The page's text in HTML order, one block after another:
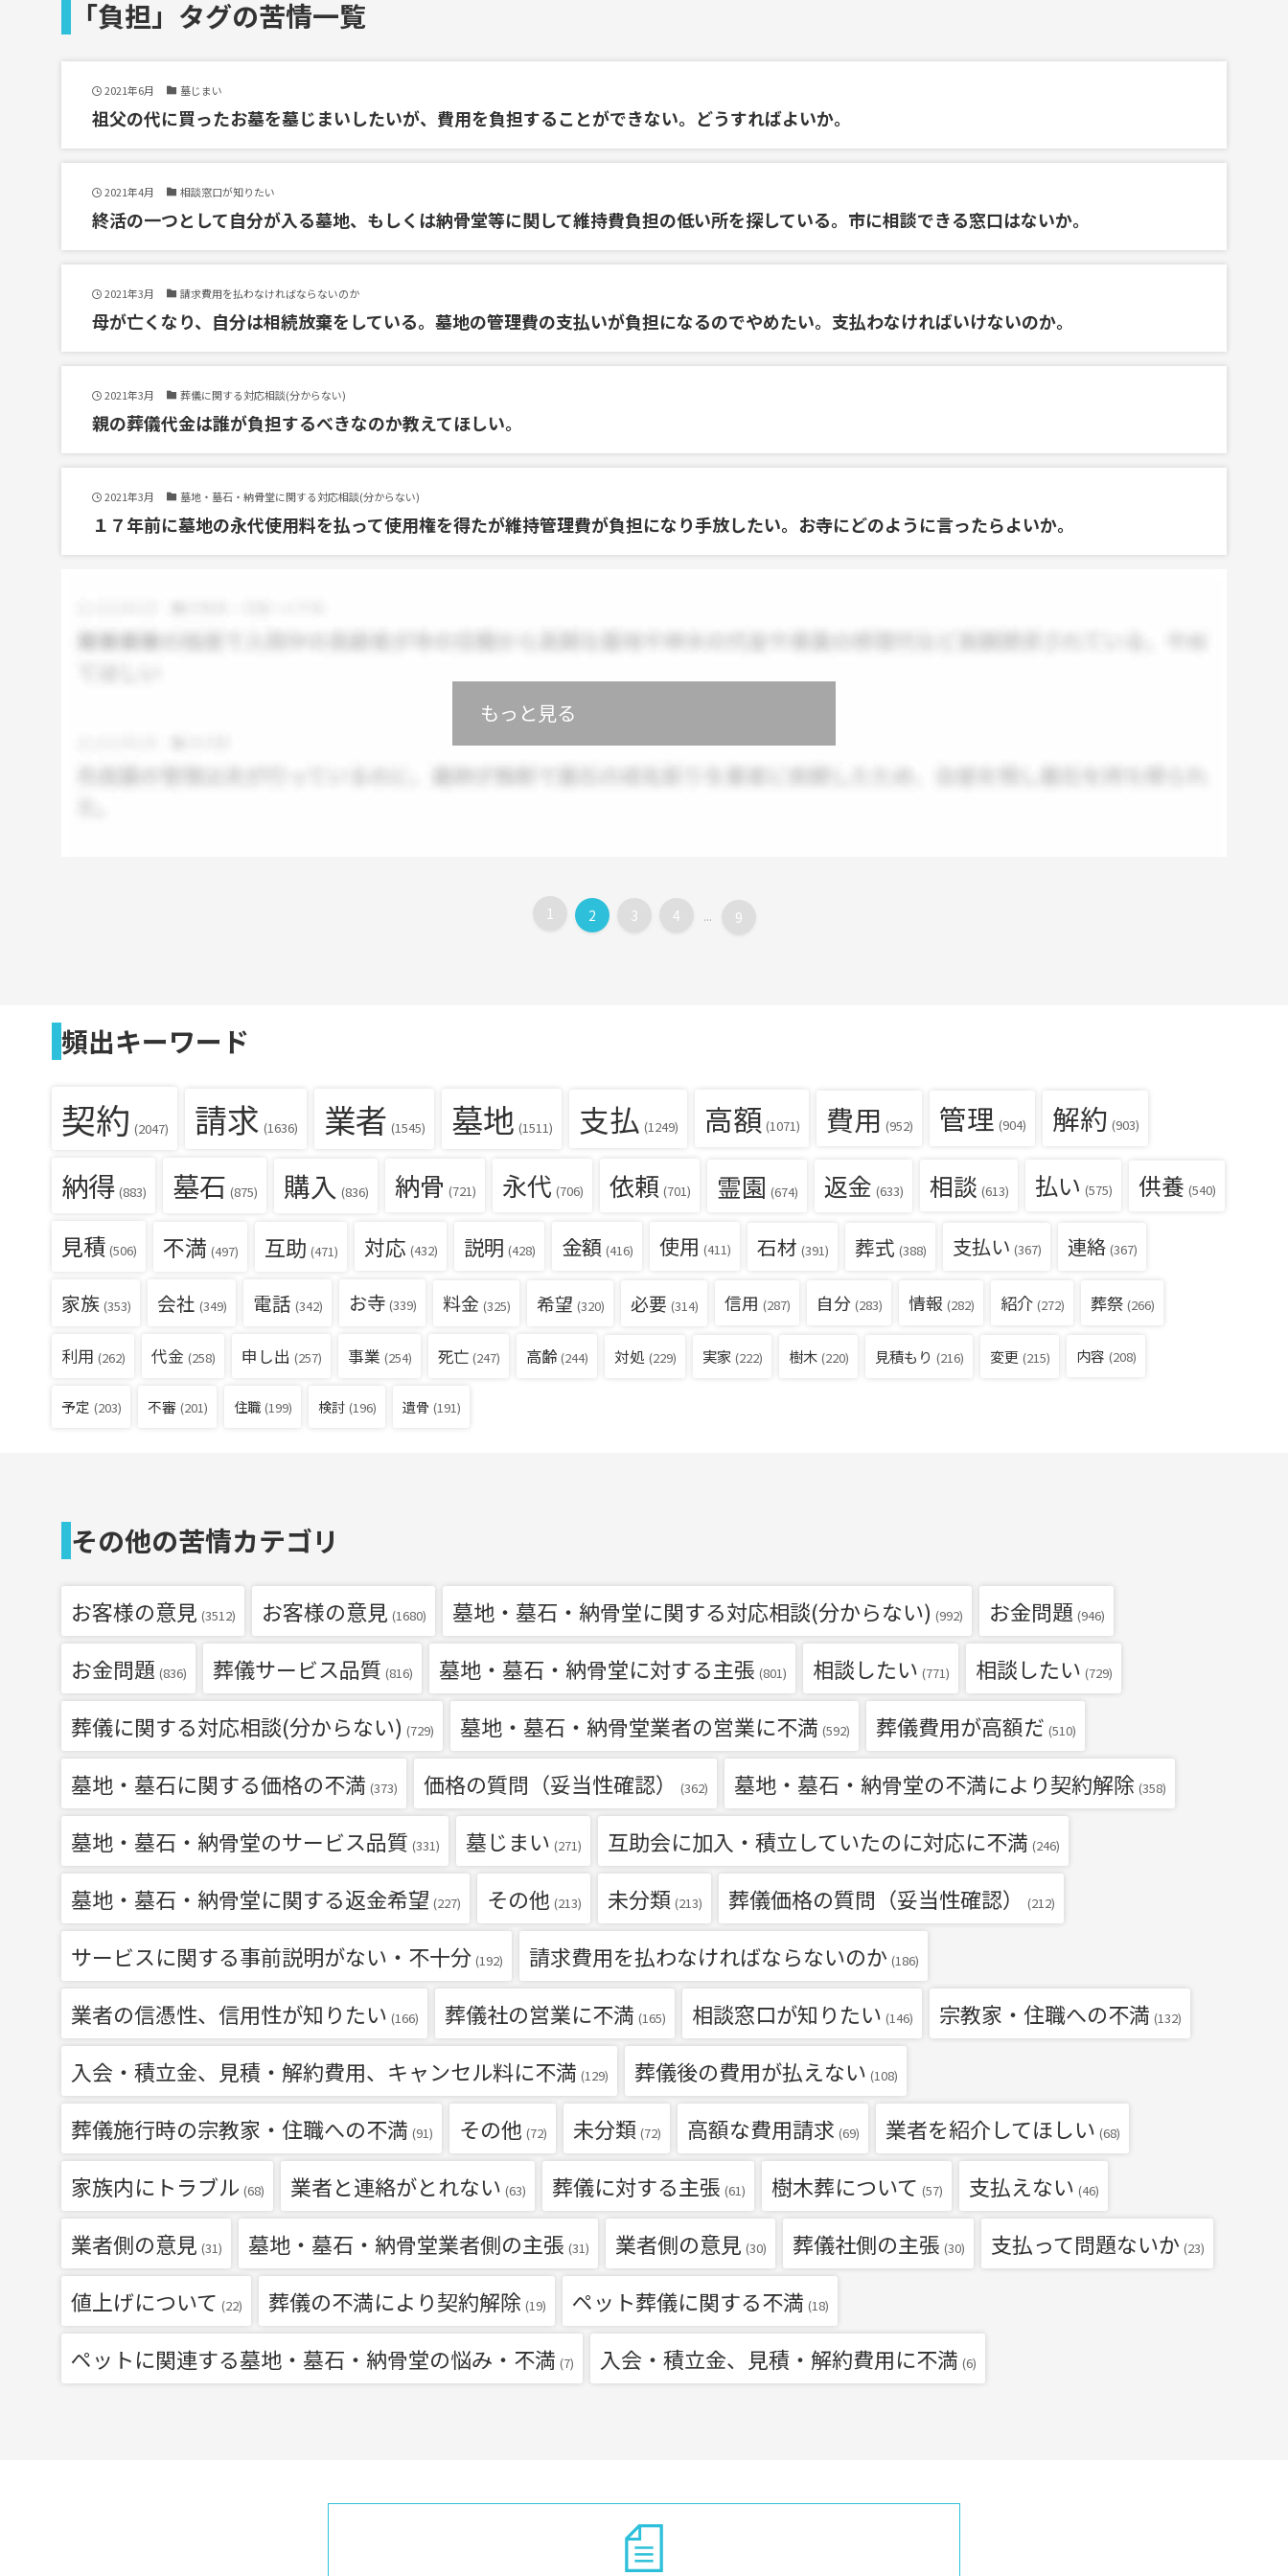
「負担」タグの苦情一覧
2021年6月 墓じまい
祖父の代に買ったお墓を墓じまいしたいが、費用を負担することができない。どうすればよいか。
2021年4月 相談窓口が知りたい
終活の一つとして自分が入る墓地、もしくは納骨堂等に関して維持費負担の低い所を探している。市に相談できる窓口はないか。
2021年3月 請求費用を払わなければならないのか
母が亡くなり、自分は相続放棄をしている。墓地の管理費の支払いが負担になるのでやめたい。支払わなければいけないのか。
2021年3月 葬儀に関する対応相談(分からない)
親の葬儀代金は誰が負担するべきなのか教えてほしい。
2021年3月 墓地・墓石・納骨堂に関する対応相談(分からない)
１７年前に墓地の永代使用料を払って使用権を得たが維持管理費が負担になり手放したい。お寺にどのように言ったらよいか。
もっと見る
1 2 3 4 ... 9
頻出キーワード
契約 (2047) 請求 (1636) 業者 (1545) 墓地 (1511) 支払 (1249) 高額 (1071) 費用 (952) 管理 (904) 解約 (903)
納得 (883) 墓石 (875) 購入 (836) 納骨 (721) 永代 (706) 依頼 (701) 霊園 (674) 返金 (633) 相談 (613) 払い (575) 供養 (540)
見積 (506) 不満 (497) 互助 (471) 対応 (432) 説明 (428) 金額 (416) 使用 (411) 石材 (391) 葬式 (388) 支払い (367) 連絡 (367)
家族 (353) 会社 (349) 電話 (342) お寺 (339) 料金 (325) 希望 (320) 必要 (314) 信用 (287) 自分 (283) 情報 (282) 紹介 (272) 葬祭 (266)
利用 (262) 代金 (258) 申し出 (257) 事業 (254) 死亡 (247) 高齢 (244) 対処 (229) 実家 (222) 樹木 (220) 見積もり (216) 変更 (215) 内容 (208)
予定 (203) 不審 (201) 住職 (199) 検討 (196) 遺骨 (191)
その他の苦情カテゴリ
お客様の意見 (3512) お客様の意見 (1680) 墓地・墓石・納骨堂に関する対応相談(分からない) (992) お金問題 (946)
お金問題 (836) 葬儀サービス品質 (816) 墓地・墓石・納骨堂に対する主張 (801) 相談したい (771) 相談したい (729)
葬儀に関する対応相談(分からない) (729) 墓地・墓石・納骨堂業者の営業に不満 (592) 葬儀費用が高額だ (510)
墓地・墓石に関する価格の不満 (373) 価格の質問（妥当性確認） (362) 墓地・墓石・納骨堂の不満により契約解除 (358)
墓地・墓石・納骨堂のサービス品質 (331) 墓じまい (271) 互助会に加入・積立していたのに対応に不満 (246)
墓地・墓石・納骨堂に関する返金希望 (227) その他 (213) 未分類 (213) 葬儀価格の質問（妥当性確認） (212)
サービスに関する事前説明がない・不十分 (192) 請求費用を払わなければならないのか (186)
業者の信憑性、信用性が知りたい (166) 葬儀社の営業に不満 (165) 相談窓口が知りたい (146) 宗教家・住職への不満 (132)
入会・積立金、見積・解約費用、キャンセル料に不満 (129) 葬儀後の費用が払えない (108)
葬儀施行時の宗教家・住職への不満 (91) その他 (72) 未分類 (72) 高額な費用請求 (69) 業者を紹介してほしい (68)
家族内にトラブル (68) 業者と連絡がとれない (63) 葬儀に対する主張 (61) 樹木葬について (57) 支払えない (46)
業者側の意見 (31) 墓地・墓石・納骨堂業者側の主張 (31) 業者側の意見 (30) 葬儀社側の主張 (30) 支払って問題ないか (23)
値上げについて (22) 葬儀の不満により契約解除 (19) ペット葬儀に関する不満 (18)
ペットに関連する墓地・墓石・納骨堂の悩み・不満 (7) 入会・積立金、見積・解約費用に不満 (6)